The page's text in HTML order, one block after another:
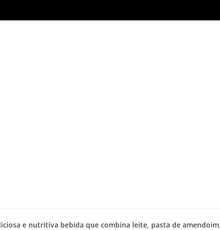
e nutritiva bebida que combina leite, pasta de